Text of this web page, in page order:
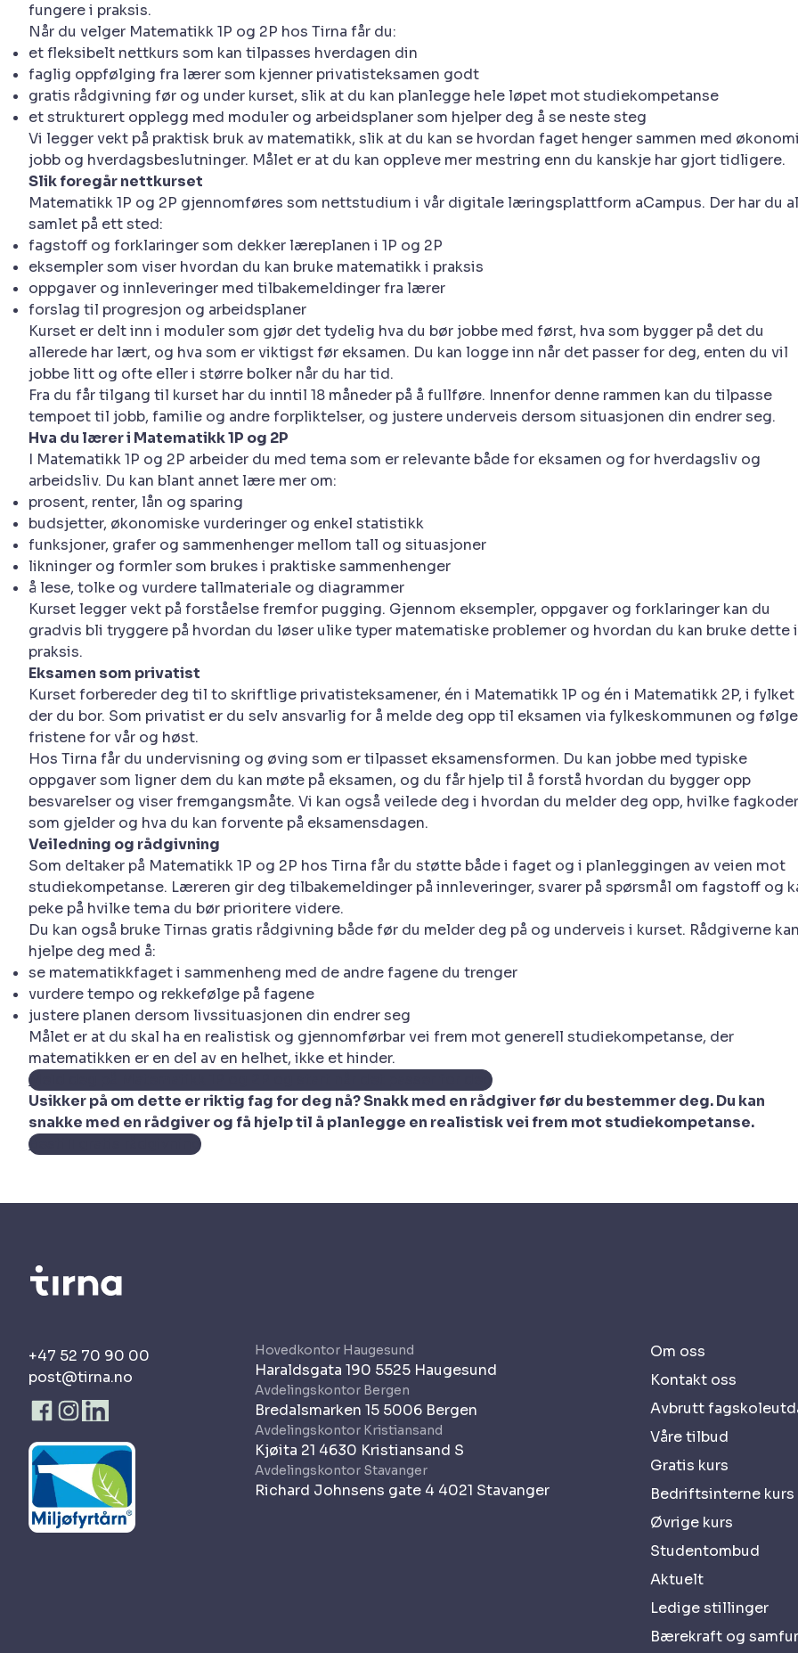
fungere i praksis.
Når du velger Matematikk 1P og 2P hos Tirna får du:
et fleksibelt nettkurs som kan tilpasses hverdagen din
faglig oppfølging fra lærer som kjenner privatisteksamen godt
gratis rådgivning før og under kurset, slik at du kan planlegge hele løpet mot studiekompetanse
et strukturert opplegg med moduler og arbeidsplaner som hjelper deg å se neste steg
Vi legger vekt på praktisk bruk av matematikk, slik at du kan se hvordan faget henger sammen med
jobb og hverdagsbeslutninger. Målet er at du kan oppleve mer mestring enn du kanskje har gjort tidligere.
Slik foregår nettkurset
Matematikk 1P og 2P gjennomføres som nettstudium i vår digitale læringsplattform aCampus. Der har du
samlet på ett sted:
fagstoff og forklaringer som dekker læreplanen i 1P og 2P
eksempler som viser hvordan du kan bruke matematikk i praksis
oppgaver og innleveringer med tilbakemeldinger fra lærer
forslag til progresjon og arbeidsplaner
Kurset er delt inn i moduler som gjør det tydelig hva du bør jobbe med først, hva som bygger på det du
allerede har lært, og hva som er viktigst før eksamen. Du kan logge inn når det passer for deg, enten du vil
jobbe litt og ofte eller i større bolker når du har tid.
Fra du får tilgang til kurset har du inntil 18 måneder på å fullføre. Innenfor denne rammen kan du tilpasse
tempoet til jobb, familie og andre forpliktelser, og justere underveis dersom situasjonen din endrer seg.
Hva du lærer i Matematikk 1P og 2P
I Matematikk 1P og 2P arbeider du med tema som er relevante både for eksamen og for hverdagsliv og
arbeidsliv. Du kan blant annet lære mer om:
prosent, renter, lån og sparing
budsjetter, økonomiske vurderinger og enkel statistikk
funksjoner, grafer og sammenhenger mellom tall og situasjoner
likninger og formler som brukes i praktiske sammenhenger
å lese, tolke og vurdere tallmateriale og diagrammer
Kurset legger vekt på forståelse fremfor pugging. Gjennom eksempler, oppgaver og forklaringer kan du
gradvis bli tryggere på hvordan du løser ulike typer matematiske problemer og hvordan du kan bruke dette i
praksis.
Eksamen som privatist
Kurset forbereder deg til to skriftlige privatisteksamener, én i Matematikk 1P og én i Matematikk 2P, i fylket
der du bor. Som privatist er du selv ansvarlig for å melde deg opp til eksamen via fylkeskommunen og følge
fristene for vår og høst.
Hos Tirna får du undervisning og øving som er tilpasset eksamensformen. Du kan jobbe med typiske
oppgaver som ligner dem du kan møte på eksamen, og du får hjelp til å forstå hvordan du bygger opp
besvarelser og viser fremgangsmåte. Vi kan også veilede deg i hvordan du melder deg opp, hvilke fagkoder
som gjelder og hva du kan forvente på eksamensdagen.
Veiledning og rådgivning
Som deltaker på Matematikk 1P og 2P hos Tirna får du støtte både i faget og i planleggingen av veien mot
studiekompetanse. Læreren gir deg tilbakemeldinger på innleveringer, svarer på spørsmål om fagstoff og
peke på hvilke tema du bør prioritere videre.
Du kan også bruke Tirnas gratis rådgivning både før du melder deg på og underveis i kurset. Rådgiverne
hjelpe deg med å:
se matematikkfaget i sammenheng med de andre fagene du trenger
vurdere tempo og rekkefølge på fagene
justere planen dersom livssituasjonen din endrer seg
Målet er at du skal ha en realistisk og gjennomførbar vei frem mot generell studiekompetanse, der
matematikken er en del av en helhet, ikke et hinder.
Meld deg på Matematikk 1P og 2P og start når det passer for deg
Usikker på om dette er riktig fag for deg nå? Snakk med en rådgiver før du bestemmer deg. Du kan
snakke med en rådgiver og få hjelp til å planlegge en realistisk vei frem mot studiekompetanse.
Bestill gratis rådgivning
+47 52 70 90 00
post@tirna.no
Hovedkontor Haugesund
Haraldsgata 190 5525 Haugesund
Avdelingskontor Bergen
Bredalsmarken 15 5006 Bergen
Avdelingskontor Kristiansand
Kjøita 21 4630 Kristiansand S
Avdelingskontor Stavanger
Richard Johnsens gate 4 4021 Stavanger
Om oss
Kontakt oss
Avbrutt
Våre tilbud
Gratis kurs
Bedriftsinterne kurs
Øvrige kurs
Studentombud
Aktuelt
Ledige stillinger
Bærekraft og